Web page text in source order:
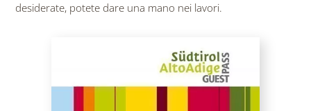
desiderate, potete dare una mano nei lavori.